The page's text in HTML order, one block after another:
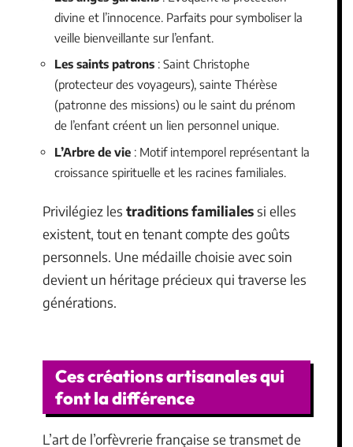
divine et l’innocence. Parfaits pour symboliser la
veille bienveillante sur l’enfant.
Les saints patrons : Saint Christophe
(protecteur des voyageurs), sainte Thérèse
(patronne des missions) ou le saint du prénom
de l’enfant créent un lien personnel unique.
L’Arbre de vie : Motif intemporel représentant la
croissance spirituelle et les racines familiales.
Privilégiez les traditions familialessi elles
existent, tout en tenant compte des goûts
personnels. Une médaille choisie avec soin
devient un héritage précieux qui traverse les
générations.
Ces créations artisanales qui
font la différence
L’art de l’orfèvrerie française se transmet de